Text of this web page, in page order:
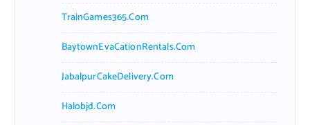
TrainGames365.com
BaytownEvaCationRentals.com
JabalpurCakeDelivery.com
Halobjd.com